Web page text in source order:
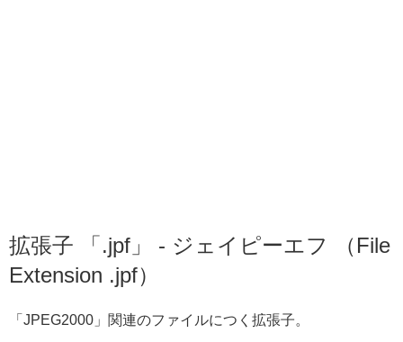
拡張子 「.jpf」 - ジェイピーエフ （File
Extension .jpf）
「JPEG2000」関連のファイルにつく拡張子。